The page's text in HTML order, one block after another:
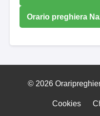
Orario preghiera
© 2026
Cookies